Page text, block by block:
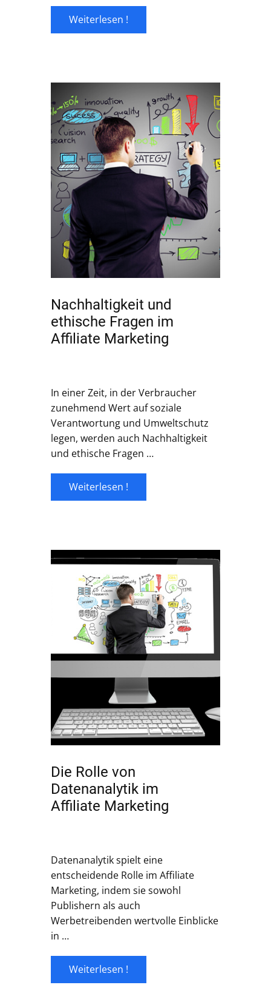
Weiterlesen !
Nachhaltigkeit und
ethische Fragen im
Affiliate Marketing
In einer Zeit, in der Verbraucher
zunehmend Wert auf soziale
Verantwortung und Umweltschutz
legen, werden auch Nachhaltigkeit
und ethische Fragen …
Weiterlesen !
Die Rolle von
Datenanalytik im
Affiliate Marketing
Datenanalytik spielt eine
entscheidende Rolle im Affiliate
Marketing, indem sie sowohl
Publishern als auch
Werbetreibenden wertvolle Einblicke
in …
Weiterlesen !